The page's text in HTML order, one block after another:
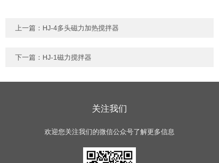
上一篇： HJ-4多头磁力加热搅拌器
下一篇： HJ-1磁力搅拌器
关注我们
欢迎您关注我们的微信公众号了解更多信息